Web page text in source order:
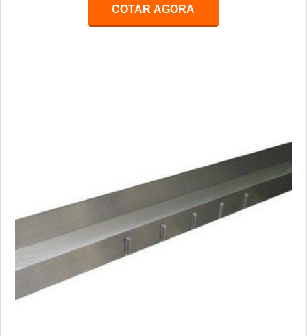
e entrega rápida para todos os nossos clientes.
COTAR AGORA